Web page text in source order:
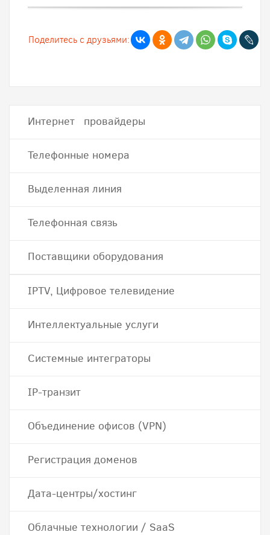
Поделитесь с друзьями:
Интернет провайдеры
Телефонные номера
Выделенная линия
Телефонная связь
Поставщики оборудования
IPTV, Цифровое телевидение
Интеллектуальные услуги
Системные интеграторы
IP-транзит
Объединение офисов (VPN)
Регистрация доменов
Дата-центры/хостинг
Облачные технологии / SaaS